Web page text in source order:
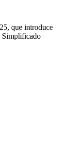
que introduce
Simplificado